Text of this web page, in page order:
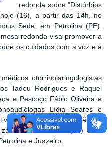
redonda sobre “Distúrbios
(16), a partir das 14h, no
Sede, em Petrolina (PE).
redonda visa promover a
os cuidados com a voz e a
otorrinolaringologistas
Tadeu Rodrigues e Raquel
e Pescoço Fábio Oliveira e
Lídia Soares e
integra a programação da
até sexta-feira (20) e irá
e Juazeiro.